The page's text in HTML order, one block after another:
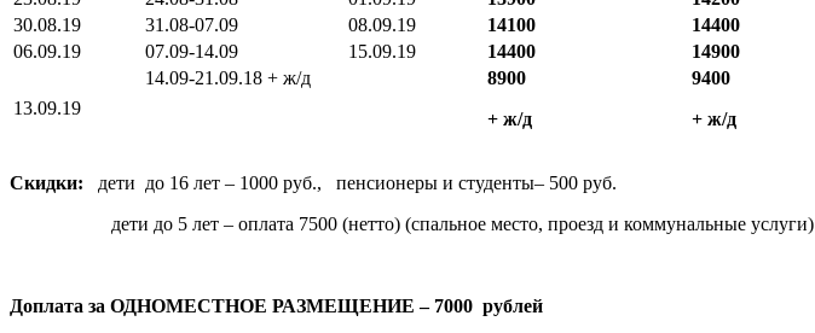
30.08.19
31.08-07.09 08.09.19 14100 14400
06.09.19
07.09-14.09 15.09.19 14400 14900
13.09.19
14.09-21.09.18 + ж/д
8900
+ ж/д
9400
+ ж/д
Скидки: дети до 16 лет – 1000 руб., пенсионеры и студенты– 500 руб.
дети до 5 лет – оплата 7500 (нетто) (спальное место, проезд и коммунальные услуги)
Доплата за ОДНОМЕСТНОЕ РАЗМЕЩЕНИЕ – 7000 рублей